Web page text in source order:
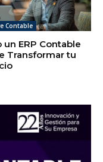
Contable
un ERP Contable
Transformar tu